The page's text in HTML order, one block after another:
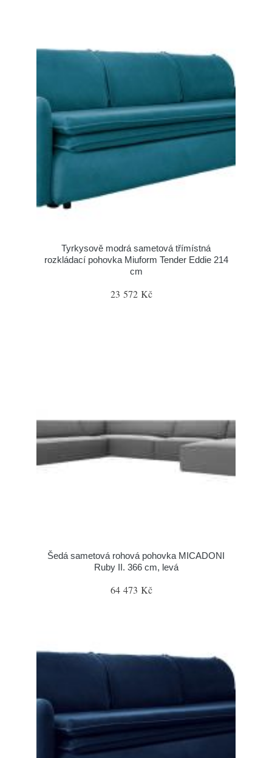
Tyrkysově modrá sametová třímístná
rozkládací pohovka Miuform Tender Eddie 214
cm
23 572 Kč
Šedá sametová rohová pohovka MICADONI
Ruby II. 366 cm, levá
64 473 Kč